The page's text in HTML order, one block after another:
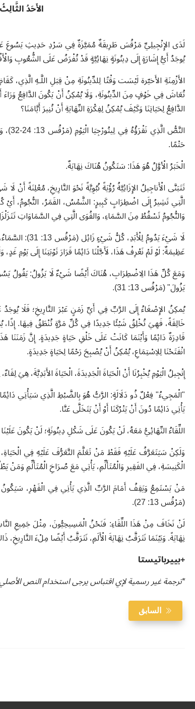
الأَحَدُ
يُوجَدُ أَيُّ إِشَارَةٍ إِلَى دِينُونَةٍ نِهَائِيَّةٍ قَدْ تُفْرَضُ عَلَى الشُّعُوبِ
الأَزْمِنَةِ الأَخيّرةلَيْسَت وَقْتًا لِلدِّينُونَةِ مِنْ قِبَلِ اللَّـهِ الَّذِي،
تُعَاشَ فِي خَوْفٍ مِنَ الدِّينُونَةِ، وَلَا يُمْكِنُ أَنْ يَكُونَ الدَّافِعُ
الدَّافِعُ لِحَيَاتِنَا وَكَيْفَ يُمْكِنُ لِفِكْرَةِ النِّهَايَةِ أَنْ تُنِيرَ أَيَّامَنَا؟
النَّصُّ الَّذِي نَقْرَؤُهُ فِي لِيتُورْجِيَا الْيَوْمِ (مَرْقُس 13: 24-32)، وَالْمَأْخُوذُ مِنْ هَذَا الْخِطَابِ الْأَخَرَوِيِّ، يُخْبِرُنَا بِشَيْءٍ عَنْ الأَزْمِنَةِ الأَخيّرة
حَتْمًا.
الْخَبَرُ الْأوَّلُ هُوَ هَذَا: سَتَكُونُ هُنَاكَ نِهَايَةٌ.
تَتَبَنَّى الْأَناجِيلُ الإِزَائِيَّةُ رُؤْيَةً نُبُوِيَّةً نَحْوَ التَّارِيخِ، مُعْلِنَةً
الَّتِي تَشِيرُ إِلَى اضْطِرَابٍ كَبِيرٍ: الشَّمْسُ، القَمَرُ، النُّجُومُ،
وَالنُّجُومُ تَسْقُطُ مِنَ السَّمَاءِ، وَالقُوَى الَّتِي فِي السَّمَاوَاتِ تَتَزَلْزَلُ"
لَا شَيْءَ يَدُومُ
عَظِيمَةٌ: لَوْ لَمْ نَعْرِفْ هَذَا، لَأَجَّلْنَا دَائِمًا قَرَارَ تَوْبَتِنَا إِلَى يَوْمِ غَدٍ،
وَمَعَ كُلِّ هَذَا الِاضْطِرَابِ، هُنَاكَ أَيْضًا شَيْءٌ لَا يَزُولُ: يَقُولُ
يَزُولَ" (مَرْقُس 13: 31)
.
يُمكِنُ الإِصْغَاءُ إِلَى الرَّبِّ فِي أَيِّ زَمَنٍ عَبْرَ التَّارِيخِ؛ فَلَا
خَالِقَةً، فَهِيَ تُخْلِقُ شَيْئًا جَدِيدًا فِي كُلِّ مَرَّةٍ تُنْطَقُ فِيهَا. إِذًا،
قَادِرَةٌ دَائِمًا وَأَيْنَمَا كَانَتْ عَلَى خَلْقِ حَيَاةٍ جَدِيدَةٍ. إِنَّ زَمَنَنَا
انْفَتَحْنَا لِلاِسْتِمَاعِ، يُمْكِنُ أَنْ يُصْبِحَ رَحْمًا لِحَيَاةٍ جَدِيدَةٍ.
إِنْجِيلُ الْيَوْمِ يُخْبِرُنَا أَنْ الْحَيَاةَ الْجَدِيدَةَ، الْحَيَاةَ الأَبَدِيَّةَ، هِيَ
"الْمَجِيءُ" فِعْلٌ ذُو دَلَالَةٍ: الرَّبُّ هُوَ بِالضَّبْطِ الَّذِي سَيَأْتِي
يَأْتِي دَائِمًا دُونَ أَنْ يَتْرُكَنَا أَوْ أَنْ يَتَخَلَّى عَنَّا.
اللِّقَاءُ النِّهَائِيُّ مَعَهُ، لَنْ يَكُونَ عَلَى شَكْلِ دِينُونَةٍ؛ لَنْ يَكُونَ
وَلَكِنْ سَيَتَعَرَّفُ عَلَيْهِ فَقَطْ مَنْ تَعَلَّمَ التَّعَرُّفَ عَلَيْهِ فِي
الْكَنِيسَةِ، فِي الفَقِيرِ وَالْمُتَأَلِّمِ، يَأْتِي مَعَ صُرَاخِ الْمُتَأَلِّمِ
مَنْ يَسْتَمِعُ وَيَقِفُ أَمَامَ الرَّبِّ الَّذِي يَأْتِي فِي الْقَهْرِ،
(مَرْقُس 13: 27)
.
لَنْ نَخَافَ مِنْ هَذَا اللِّقَاءِ: فَنَحْنُ الْمَسِيحِيُّونَ، مِثْلَ جَمِيعِ
نِهَايَةً. وَبَيْنَمَا نَتَرَقَّبُ نِهَايَةَ الْأَلَمِ، نَتَرَقَّبُ أَيْضًا مِلْءَ
+بييرباتيستا
*ترجمة غير رسمية لإي اقتباس يرجى استخدام النص الأصلي
السابق